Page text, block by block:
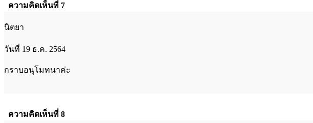
ความคิดเห็นที่ 7
นิตยา
วันที่ 19 ธ.ค. 2564
กราบอนุโมทนาค่ะ
ความคิดเห็นที่ 8